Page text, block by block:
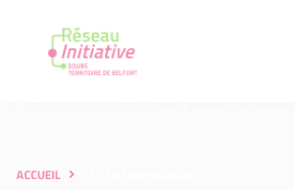
ACCUEIL